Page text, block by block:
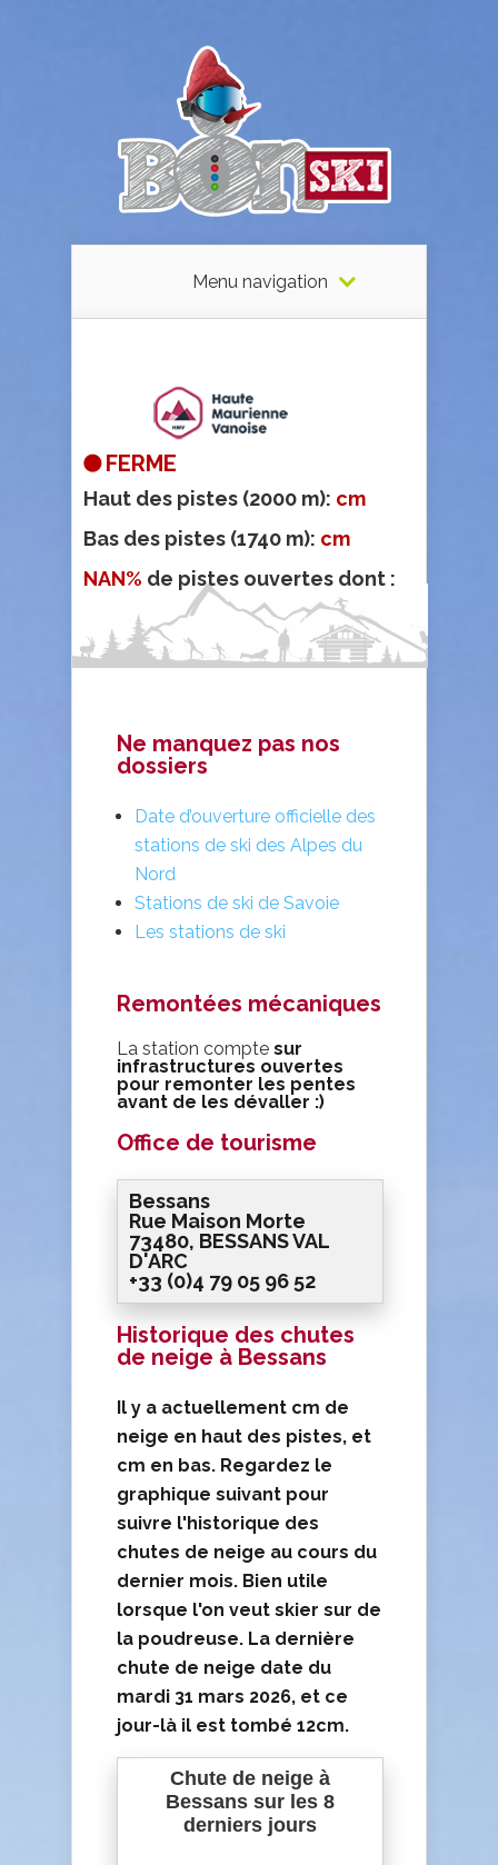
Menu navigation
FERME
Haut des pistes (2000 m): cm
Bas des pistes (1740 m): cm
NAN% de pistes ouvertes dont :
Ne manquez pas nos
dossiers
Date d’ouverture officielle des
stations de ski des Alpes du
Nord
Stations de ski de Savoie
Les stations de ski
Remontées mécaniques
La station compte sur
infrastructures ouvertes
pour remonter les pentes
avant de les dévaller :)
Office de tourisme
Bessans
Rue Maison Morte
73480, BESSANS VAL
D'ARC
+33 (0)4 79 05 96 52
Historique des chutes
de neige à Bessans
Il y a actuellement cm de
neige en haut des pistes, et
cm en bas. Regardez le
graphique suivant pour
suivre l'historique des
chutes de neige au cours du
dernier mois. Bien utile
lorsque l'on veut skier sur de
la poudreuse. La dernière
chute de neige date du
mardi 31 mars 2026, et ce
jour-là il est tombé 12cm.
Chute de neige à
Bessans sur les 8
derniers jours